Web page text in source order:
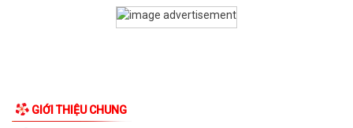
GIỚI THIỆU CHUNG